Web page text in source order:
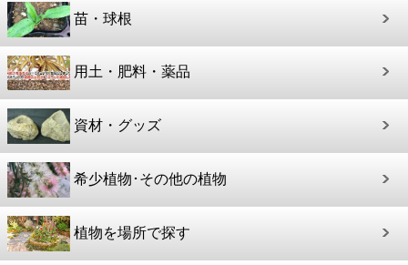
苗・球根
用土・肥料・薬品
資材・グッズ
希少植物･その他の植物
植物を場所で探す